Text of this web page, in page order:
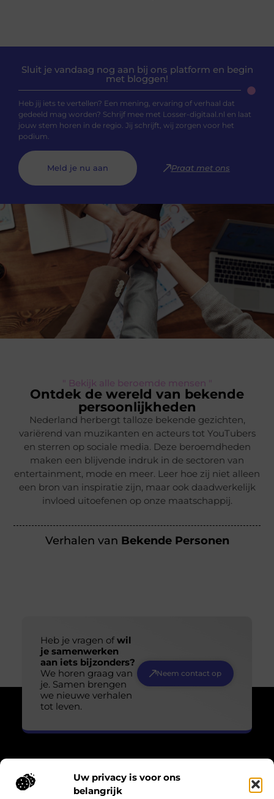
Uw privacy is voor ons
belangrijk
Sluit je vandaag nog aan bij ons platform en begin
met bloggen!
Heb jij iets te vertellen? Een mening, ervaring of verhaal dat
gedeeld mag worden? Schrijf mee met Losser-digitaal.nl en laat
jouw stem horen in de regio. Jij schrijft, wij zorgen voor het
podium.
Meld je nu aan Praat met ons
" Bekijk alle beroemde mensen "
Ontdek de wereld van bekende
persoonlijkheden
Nederland herbergt talloze bekende gezichten,
variërend van muzikanten en acteurs tot YouTubers
en sterren op sociale media. Deze beroemdheden
maken een blijvende indruk in de sectoren van
entertainment, mode en meer. Leer hoe zij niet alleen
een bron van inspiratie zijn, maar ook daadwerkelijk
invloed uitoefenen op onze maatschappij.
Verhalen van Bekende Personen
Heb je vragen ofwil
je samenwerken
aan iets bijzonders?
We horen graag van
je. Samen brengen
we nieuwe verhalen
tot leven.
Neem contact op
Over Losser Digitaal
“Kijk omhoog. Vind het wonder in het gewone.”